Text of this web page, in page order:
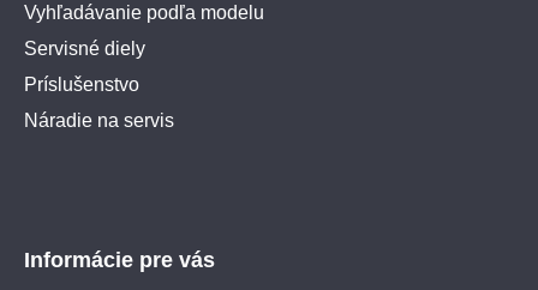
Vyhľadávanie podľa modelu
Servisné diely
Príslušenstvo
Náradie na servis
Informácie pre vás